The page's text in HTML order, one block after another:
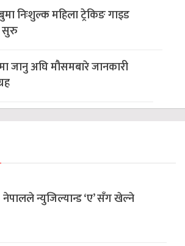
निःशुल्क महिला ट्रेकिङ गाइड
सुरु
जानु अघि मौसमबारे जानकारी
नेपालले न्युजिल्यान्ड ‘ए’ सँग खेल्ने